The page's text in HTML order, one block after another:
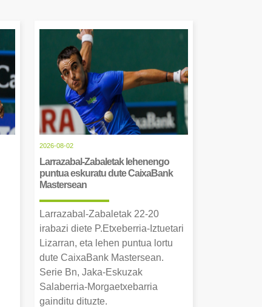
2026-08-02
Larrazabal-Zabaletak lehenengo
puntua eskuratu dute CaixaBank
Mastersean
Larrazabal-Zabaletak 22-20
irabazi diete P.Etxeberria-Iztuetari
Lizarran, eta lehen puntua lortu
dute CaixaBank Mastersean.
Serie Bn, Jaka-Eskuzak
Salaberria-Morgaetxebarria
gainditu dituzte.